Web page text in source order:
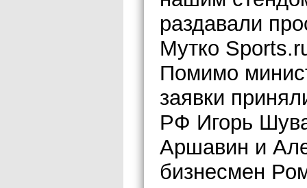
раздавали
Мутко
Помимо
заявки
РФ Игорь
Аршавин и
бизнесмен